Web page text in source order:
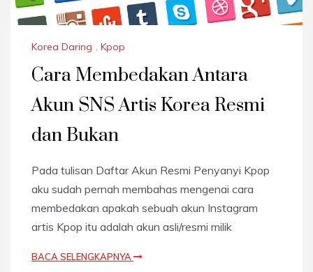
Korea Daring , Kpop
Cara Membedakan Antara
Akun SNS Artis Korea Resmi
dan Bukan
Pada tulisan Daftar Akun Resmi Penyanyi Kpop
aku sudah pernah membahas mengenai cara
membedakan apakah sebuah akun Instagram
artis Kpop itu adalah akun asli/resmi milik
BACA SELENGKAPNYA